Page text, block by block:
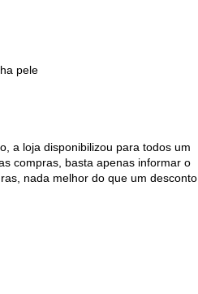
pele
a loja disponibilizou para todos um
compras, basta apenas informar o
nada melhor do que um desconto,